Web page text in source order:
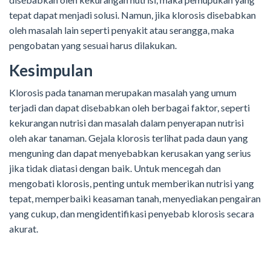
tepat dapat menjadi solusi. Namun, jika klorosis disebabkan
oleh masalah lain seperti penyakit atau serangga, maka
pengobatan yang sesuai harus dilakukan.
Kesimpulan
Klorosis pada tanaman merupakan masalah yang umum
terjadi dan dapat disebabkan oleh berbagai faktor, seperti
kekurangan nutrisi dan masalah dalam penyerapan nutrisi
oleh akar tanaman. Gejala klorosis terlihat pada daun yang
menguning dan dapat menyebabkan kerusakan yang serius
jika tidak diatasi dengan baik. Untuk mencegah dan
mengobati klorosis, penting untuk memberikan nutrisi yang
tepat, memperbaiki keasaman tanah, menyediakan pengairan
yang cukup, dan mengidentifikasi penyebab klorosis secara
akurat.